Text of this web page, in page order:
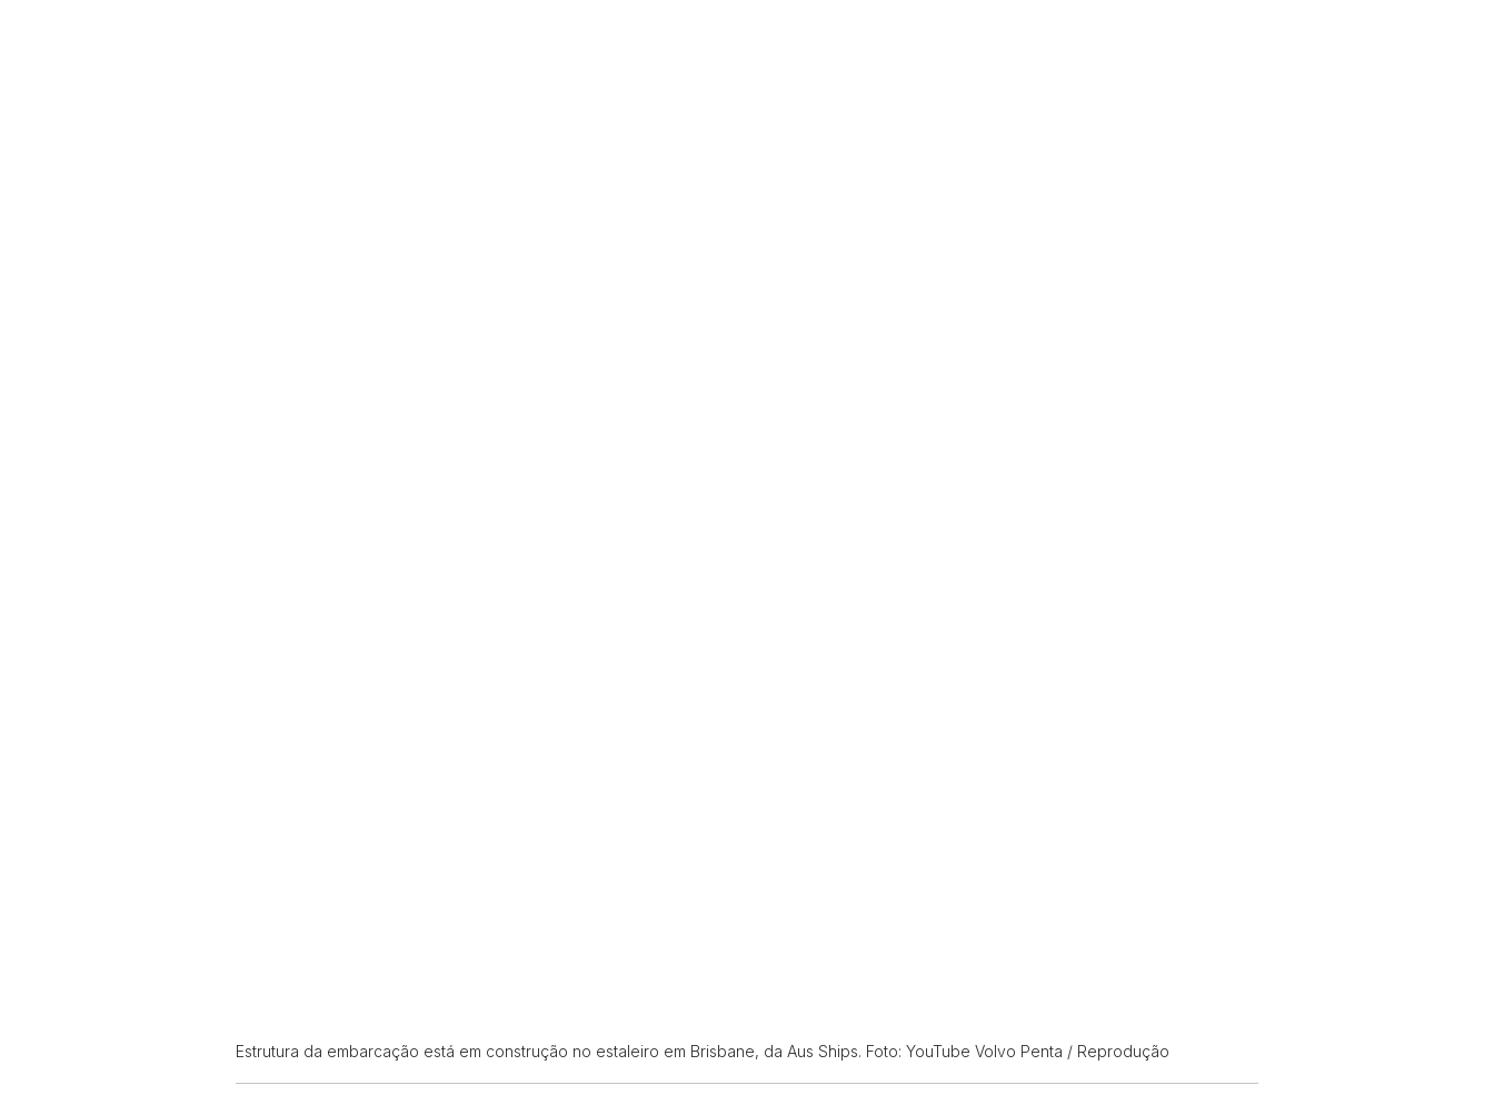
Estrutura da embarcação está em construção no estaleiro em Brisbane, da Aus Ships. Foto: YouTube Volvo Penta / Reprodução